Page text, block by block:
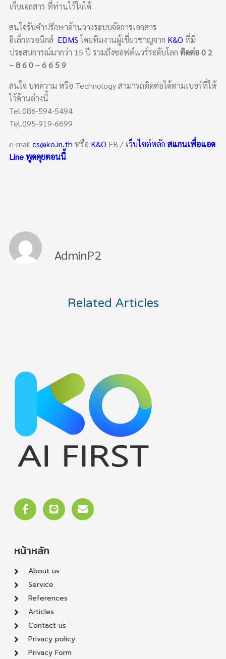
เก็บเอกสาร ที่ท่านไว้ใจได้
สนใจรับคำปรึกษาด้านวางระบบจัดการเอกสาร
อิเล็กทรอนิกส์ EDMSโดยทีมงานผู้เชี่ยวชาญจาก K&O ที่มี
ประสบการณ์มากว่า 15 ปี รวมถึงซอฟต์แวร์ระดับโลก ติดต่อ 0 2
– 8 6 0 – 6 6 5 9
สนใจ บทความ หรือ Technology สามารถติดต่อได้ตามเบอร์ที่ให้
ไว้ด้านล่างนี้
Tel.086-594-5494
Tel.095-919-6699
e-mail cs@ko.in.th หรือ K&O FB / เว็บไซต์หลัก สแกนเพื่อแอด
Line พูดคุยตอนนี้
AdminP2
Related Articles
หน้าหลัก
About us
Service
References
Articles
Contact us
Privacy policy
Privacy Form